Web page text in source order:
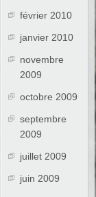
février 2010
janvier 2010
novembre
2009
octobre 2009
septembre
2009
juillet 2009
juin 2009